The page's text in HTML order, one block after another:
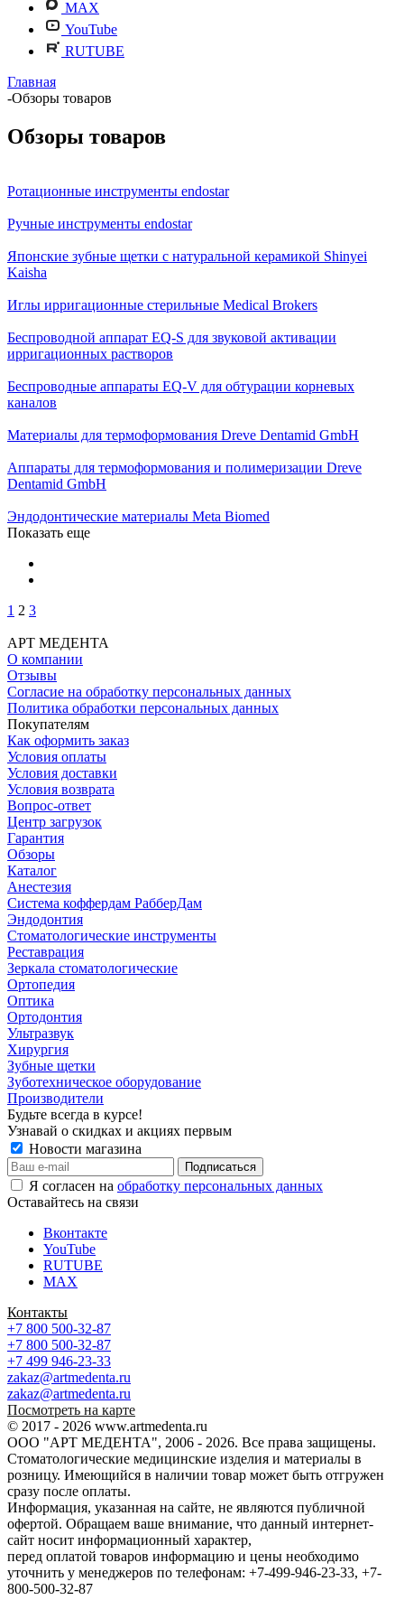
MAX
YouTube
RUTUBE
Главная
-Обзоры товаров
Обзоры товаров
Ротационные инструменты endostar
Ручные инструменты endostar
Японские зубные щетки с натуральной керамикой Shinyei
Kaisha
Иглы ирригационные стерильные Medical Brokers
Беспроводной аппарат EQ-S для звуковой активации
ирригационных растворов
Беспроводные аппараты EQ-V для обтурации корневых
каналов
Материалы для термоформования Dreve Dentamid GmbH
Аппараты для термоформования и полимеризации Dreve
Dentamid GmbH
Эндодонтические материалы Meta Biomed
Показать еще
1 2 3
АРТ МЕДЕНТА
О компании
Отзывы
Согласие на обработку персональных данных
Политика обработки персональных данных
Покупателям
Как оформить заказ
Условия оплаты
Условия доставки
Условия возврата
Вопрос-ответ
Центр загрузок
Гарантия
Обзоры
Каталог
Анестезия
Система коффердам РабберДам
Эндодонтия
Стоматологические инструменты
Реставрация
Зеркала стоматологические
Ортопедия
Оптика
Ортодонтия
Ультразвук
Хирургия
Зубные щетки
Зуботехническое оборудование
Производители
Будьте всегда в курсе!
Узнавай о скидках и акциях первым
Новости магазина
Я согласен на обработку персональных данных
Оставайтесь на связи
Вконтакте
YouTube
RUTUBE
MAX
Контакты
+7 800 500-32-87
+7 800 500-32-87
+7 499 946-23-33
zakaz@artmedenta.ru
zakaz@artmedenta.ru
Посмотреть на карте
© 2017 - 2026 www.artmedenta.ru
ООО "АРТ МЕДЕНТА", 2006 - 2026. Все права защищены.
Стоматологические медицинские изделия и материалы в
розницу. Имеющийся в наличии товар может быть отгружен
сразу после оплаты.
Информация, указанная на сайте, не являются публичной
офертой. Обращаем ваше внимание, что данный интернет-
сайт носит информационный характер,
перед оплатой товаров информацию и цены необходимо
уточнить у менеджеров по телефонам: +7-499-946-23-33, +7-
800-500-32-87